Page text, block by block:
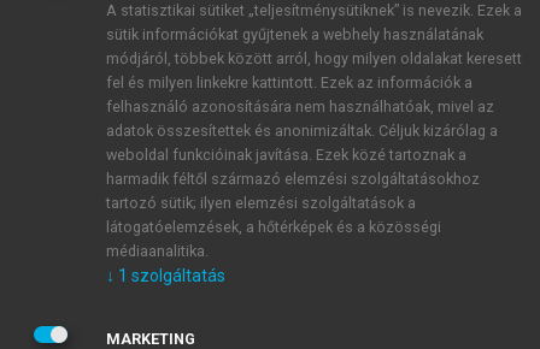
ÚJ FIÓK LÉTREHOZÁSA
1 óra díjmentes hozzáférés
E-MAIL-CÍM
JELSZÓ
A statisztikai sütiket „teljesítménysütiknek” is nevezik. Ezek a
sütik információkat gyűjtenek a webhely használatának
módjáról, többek között arról, hogy milyen oldalakat keresett
fel és milyen linkekre kattintott. Ezek az információk a
felhasználó azonosítására nem használhatóak, mivel az
adatok összesítettek és anonimizáltak. Céljuk kizárólag a
weboldal funkcióinak javítása. Ezek közé tartoznak a
harmadik féltől származó elemzési szolgáltatásokhoz
tartozó sütik; ilyen elemzési szolgáltatások a
látogatóelemzések, a hőtérképek és a közösségi
médiaanalitika.
↓ 1 szolgáltatás
MARKETING